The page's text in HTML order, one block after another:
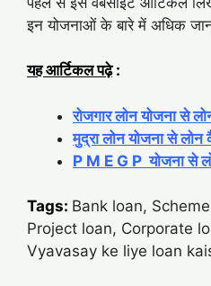
इन योजनाओं के बारे में अधिक
यह आर्टिकल पढ़े:
रोजगार लोन योजना से
मुद्रा लोन योजना से
P M E G P योजना से
Tags: Bank loan,
Project loan, Corporate
Vyavasay ke liye loan